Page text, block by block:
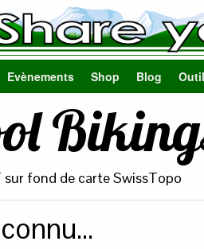
Evènements Shop Blog
fond de carte SwissTopo